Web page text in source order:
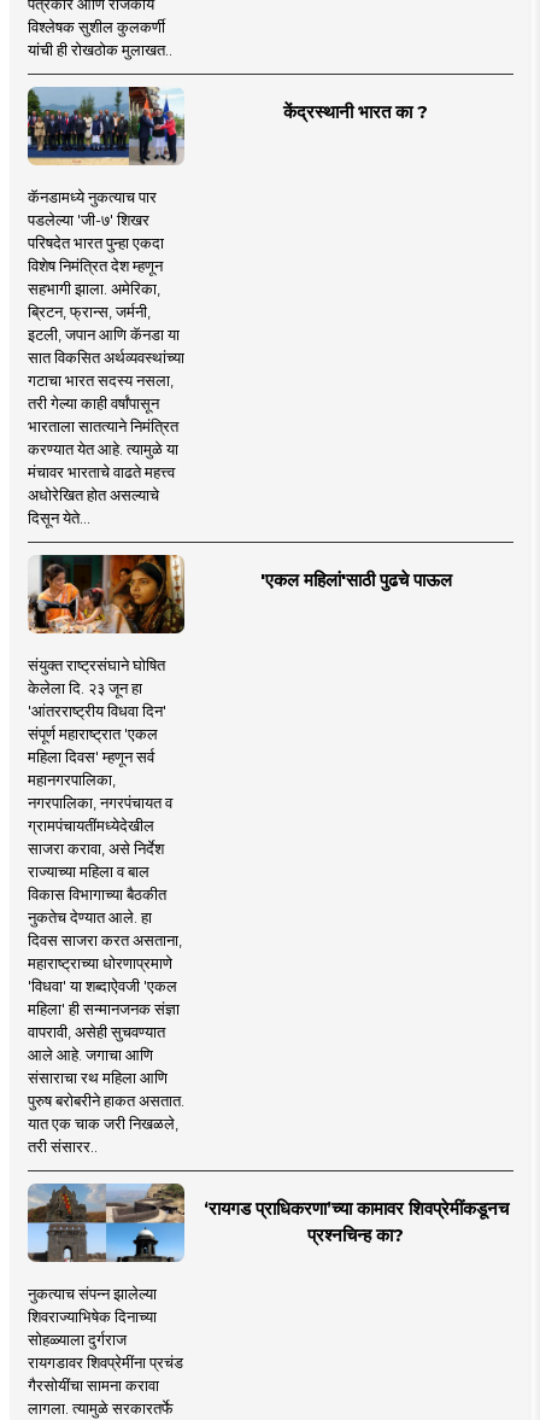
विश्लेषक सुशील कुलकर्णी
यांची ही रोखठोक मुलाखत..
केंद्रस्थानी भारत का ?
कॅनडामध्ये नुकत्याच पार
पडलेल्या 'जी-७' शिखर
परिषदेत भारत पुन्हा एकदा
विशेष निमंत्रित देश म्हणून
सहभागी झाला. अमेरिका,
ब्रिटन, फ्रान्स, जर्मनी,
इटली, जपान आणि कॅनडा या
सात विकसित अर्थव्यवस्थांच्या
गटाचा भारत सदस्य नसला,
तरी गेल्या काही वर्षांपासून
भारताला सातत्याने निमंत्रित
करण्यात येत आहे. त्यामुळे या
मंचावर भारताचे वाढते महत्त्व
अधोरेखित होत असल्याचे
दिसून येते...
'एकल महिलां'साठी पुढचे पाऊल
संयुक्त राष्ट्रसंघाने घोषित
केलेला दि. २३ जून हा
'आंतरराष्ट्रीय विधवा दिन'
संपूर्ण महाराष्ट्रात 'एकल
महिला दिवस' म्हणून सर्व
महानगरपालिका,
नगरपालिका, नगरपंचायत व
ग्रामपंचायतींमध्येदेखील
साजरा करावा, असे निर्देश
राज्याच्या महिला व बाल
विकास विभागाच्या बैठकीत
नुकतेच देण्यात आले. हा
दिवस साजरा करत असताना,
महाराष्ट्राच्या धोरणाप्रमाणे
'विधवा' या शब्दाऐवजी 'एकल
महिला' ही सन्मानजनक संज्ञा
वापरावी, असेही सुचवण्यात
आले आहे. जगाचा आणि
संसाराचा रथ महिला आणि
पुरुष बरोबरीने हाकत असतात.
यात एक चाक जरी निखळले,
तरी संसारर..
‘रायगड प्राधिकरणा’च्या कामावर शिवप्रेमींकडूनच
प्रश्नचिन्ह का?
नुकत्याच संपन्न झालेल्या
शिवराज्याभिषेक दिनाच्या
सोहळ्याला दुर्गराज
रायगडावर शिवप्रेमींना प्रचंड
गैरसोयींचा सामना करावा
लागला. त्यामुळे सरकारतर्फे